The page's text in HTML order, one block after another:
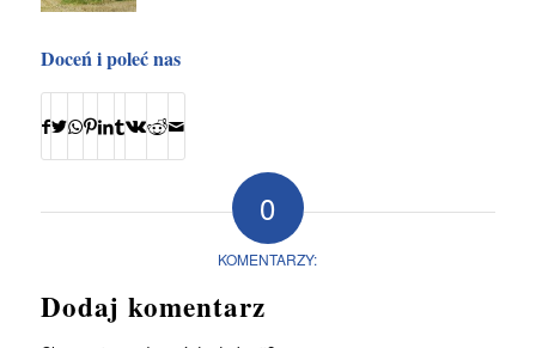
Doceń i poleć nas
0
KOMENTARZY:
Dodaj komentarz